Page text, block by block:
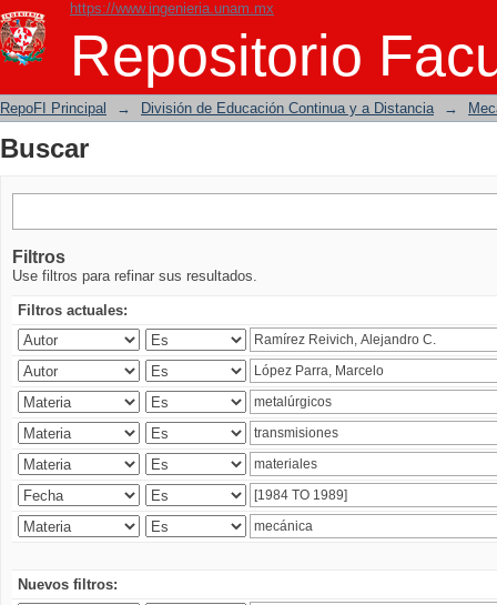
https://www.ingenieria.unam.mx
Repositorio
Buscar
RepoFI Principal → División de Educación Continua y a Distancia →
Buscar
Filtros
Use filtros para refinar sus resultados.
Filtros actuales:
Nuevos filtros: